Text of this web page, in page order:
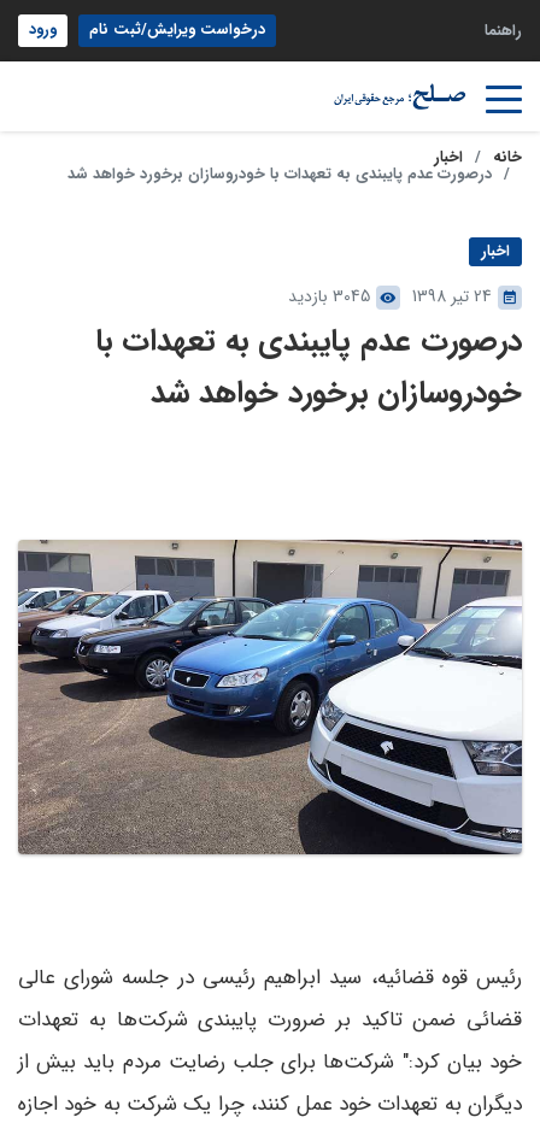
راهنما درخواست ویرایش/ثبت نام ورود
خانه اخبار
درصورت عدم پایبندی به تعهدات با خودروسازان برخورد خواهد شد
اخبار
24 تیر 1398 3045 بازدید
درصورت عدم پایبندی به تعهدات با
خودروسازان برخورد خواهد شد
رئیس قوه قضائیه، سید ابراهیم رئیسی در جلسه شورای عالی
قضائی ضمن تاکید بر ضرورت پایبندی شرکت‌ها به تعهدات
خود بیان کرد:" شرکت‌ها برای جلب رضایت مردم باید بیش از
دیگران به تعهدات خود عمل کنند، چرا یک شرکت به خود اجازه